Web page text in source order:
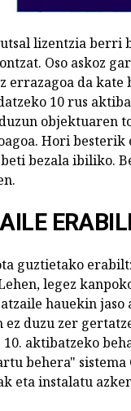
lizentzia berri
Oso askoz
errazagoa da kate
10 rus
objektuaren
Hori
bezala ibiliko.
guztietako
legez
hauekin jaso
duzu zer
aktibatzeko
behera"
eta instalatu